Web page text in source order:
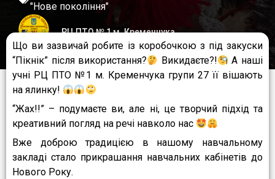
"Нове покоління"
РЦ ПТО № 1 м. Кременчука
Що ви зазвичай робите із коробочкою з під закуски
“Пікнік” після використання?
Викидаєте?!
А наші
учні РЦ ПТО №1 м. Кременчука групи 27 її вішають
на ялинку!
“Жах!!” – подумаєте ви, але ні, це творчий підхід та
креативний погляд на речі навколо нас
Вже доброю традицією в нашому навчальному
закладі стало прикрашання навчальних кабінетів до
Нового Року.